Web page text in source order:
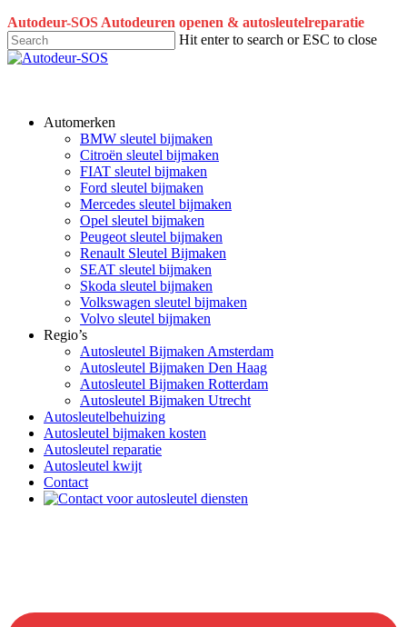
Skip
to
main
Autodeur-SOS Autodeuren openen & autosleutelreparatie
Hit enter to search or ESC to close
Close
Automerken
BMW sleutel bijmaken
Citroën sleutel bijmaken
FIAT sleutel bijmaken
Ford sleutel bijmaken
Mercedes sleutel bijmaken
Opel sleutel bijmaken
Peugeot sleutel bijmaken
Renault Sleutel Bijmaken
SEAT sleutel bijmaken
Skoda sleutel bijmaken
Volkswagen sleutel bijmaken
Volvo sleutel bijmaken
Regio’s
Autosleutel Bijmaken Amsterdam
Autosleutel Bijmaken Den Haag
Autosleutel Bijmaken Rotterdam
Autosleutel Bijmaken Utrecht
Autosleutelbehuizing
Autosleutel bijmaken kosten
Autosleutel reparatie
Autosleutel kwijt
Contact